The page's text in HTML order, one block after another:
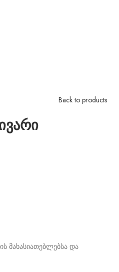
Back to products
მახასიათებლებსა და